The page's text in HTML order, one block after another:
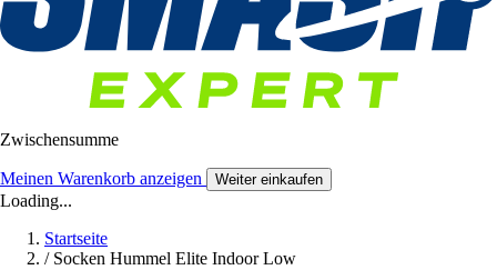
Zwischensumme
Meinen Warenkorb anzeigen Weiter einkaufen
Loading...
Startseite
/ Socken Hummel Elite Indoor Low